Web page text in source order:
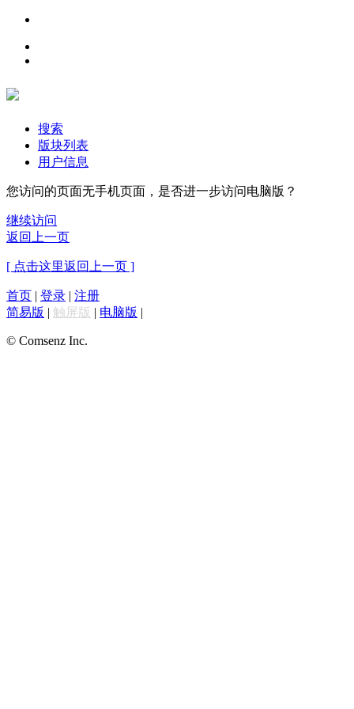
搜索
版块列表
用户信息
您访问的页面无手机页面，是否进一步访问电脑版？
继续访问
返回上一页
[ 点击这里返回上一页 ]
首页 | 登录 | 注册
简易版 | 触屏版 | 电脑版 |
© Comsenz Inc.